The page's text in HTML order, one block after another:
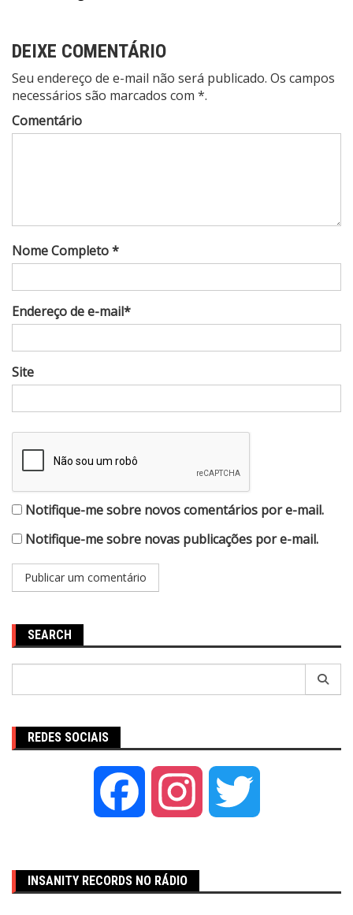
DEIXE COMENTÁRIO
Seu endereço de e-mail não será publicado. Os campos
necessários são marcados com *.
Comentário
Nome Completo *
Endereço de e-mail*
Site
Notifique-me sobre novos comentários por e-mail.
Notifique-me sobre novas publicações por e-mail.
SEARCH
REDES SOCIAIS
Facebook Instagram
INSANITY RECORDS NO RÁDIO